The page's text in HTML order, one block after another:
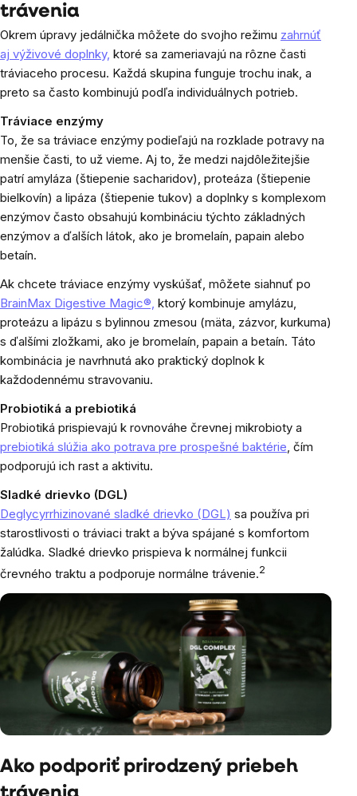
trávenia
Okrem úpravy jedálnička môžete do svojho režimu zahrnúť
aj výživové doplnky, ktoré sa zameriavajú na rôzne časti
tráviaceho procesu. Každá skupina funguje trochu inak, a
preto sa často kombinujú podľa individuálnych potrieb.
Tráviace enzýmy
To, že sa tráviace enzýmy podieľajú na rozklade potravy na
menšie časti, to už vieme. Aj to, že medzi najdôležitejšie
patrí amyláza (štiepenie sacharidov), proteáza (štiepenie
bielkovín) a lipáza (štiepenie tukov) a doplnky s komplexom
enzýmov často obsahujú kombináciu týchto základných
enzýmov a ďalších látok, ako je bromelaín, papain alebo
betaín.
Ak chcete tráviace enzýmy vyskúšať, môžete siahnuť po
BrainMax Digestive Magic®, ktorý kombinuje amylázu,
proteázu a lipázu s bylinnou zmesou (mäta, zázvor, kurkuma)
s ďalšími zložkami, ako je bromelaín, papain a betaín. Táto
kombinácia je navrhnutá ako praktický doplnok k
každodennému stravovaniu.
Probiotiká a prebiotiká
Probiotiká prispievajú k rovnováhe črevnej mikrobioty a
prebiotiká slúžia ako potrava pre prospešné baktérie, čím
podporujú ich rast a aktivitu.
Sladké drievko (DGL)
Deglycyrrhizinované sladké drievko (DGL) sa používa pri
starostlivosti o tráviaci trakt a býva spájané s komfortom
žalúdka. Sladké drievko prispieva k normálnej funkcii
črevného traktu a podporuje normálne trávenie.2
Ako podporiť prirodzený priebeh